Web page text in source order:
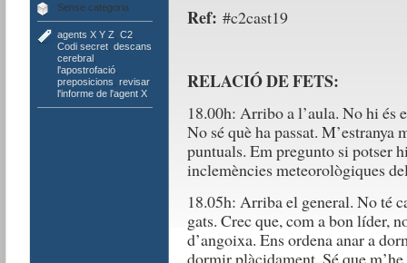
Sense categoria
agents X Y Z C2,
Codi secret, descans
cerebral,
l'apostrofació,
preposicions revisar
l'informe de l'agent X
Ref: #c2cast19
RELACIÓ DE FETS:
18.00h: Arribo a l’aula. No hi és
No sé què ha passat.
puntuals. Em pregunto si potser
inclemències meteorològiques
18.05h: Arriba el general. No té
gats. Crec que, com a bon líder,
d’angoixa. Ens ordena anar a
dormir plàcidament. Sé que